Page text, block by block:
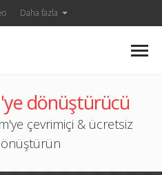
Daha fazla
dönüştürücü
çevrimiçi & ücretsiz